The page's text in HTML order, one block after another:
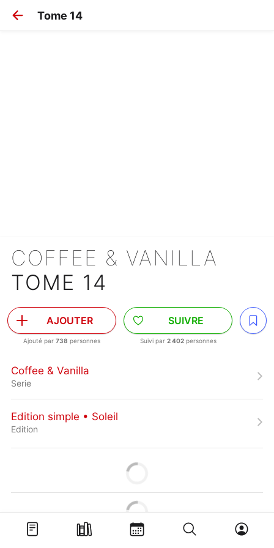
Tome 14
COFFEE & VANILLA
TOME 14
AJOUTER
Ajouté par 738 personnes
SUIVRE
Suivi par 2 402personnes
Coffee & Vanilla
Serie
Edition simple • Soleil
Edition